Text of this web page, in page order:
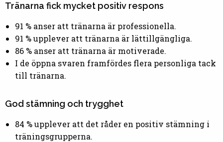
Tränarna fick mycket positiv respons
91 % anser att tränarna är professionella.
91 % upplever att tränarna är lättillgängliga.
86 % anser att tränarna är motiverade.
I de öppna svaren framfördes flera personliga tack
till tränarna.
God stämning och trygghet
84 % upplever att det råder en positiv stämning i
träningsgrupperna.